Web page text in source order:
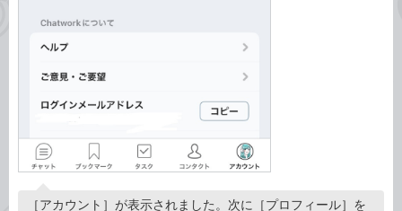
［アカウント］が表示されました。次に［プロフィール］を